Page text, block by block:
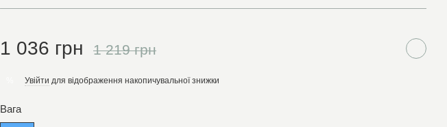
1 036 грн 1 219 грн
Увійти для відображення накопичувальної знижки
Вага